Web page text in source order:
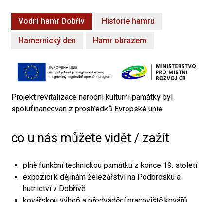
Vodní hamr Dobřív Historie hamru
Hamernický den Hamr obrazem
Projekt revitalizace národní kulturní památky byl
spolufinancován z prostředků Evropské unie.
co u nás můžete vidět / zažít
plně funkční technickou památku z konce 19. století
expozici k dějinám železářství na Podbrdsku a
hutnictví v Dobřívě